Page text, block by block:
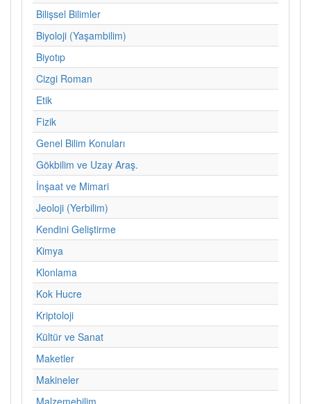
Bilişsel Bilimler
Biyoloji (Yaşambilim)
Biyotıp
Cizgi Roman
Etik
Fizik
Genel Bilim Konuları
Gökbilim ve Uzay Araş.
İnşaat ve Mimari
Jeoloji (Yerbilim)
Kendini Geliştirme
Kimya
Klonlama
Kok Hucre
Kriptoloji
Kültür ve Sanat
Maketler
Makineler
Malzemebilim